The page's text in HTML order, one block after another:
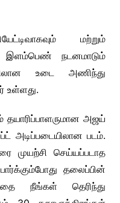
மற்றும்
இளம்பெண் நடனமாடும்
உடை அணிந்து
உள்ளது.
தயாரிப்பாளருமான அஜய்
அடிப்படையிலான படம்.
முயற்சி செய்யப்படாத
தலைப்பின்
நீங்கள் தெரிந்து